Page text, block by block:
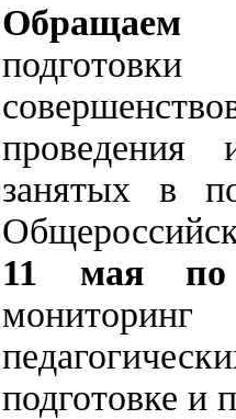
проведения
занятых в
11 мая
подготовке и